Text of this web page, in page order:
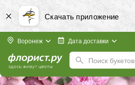
Скачать приложение
Воронеж Дата доставки
Поиск букетов